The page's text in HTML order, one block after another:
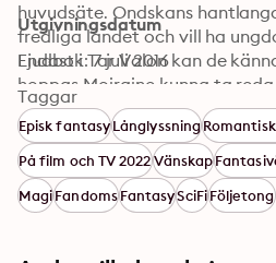
huvudsäte. Ondskans
fredliga landet och vill ha
Endast i Tar Valon kan de
hoppas Moiraine kunna ta
värdefulla för Skuggornas
varslar om märkliga
godheten komplicerad, liksom
en given situation vara lika
ondskan vill total förstörelse,
Utgivningsdatum
Ljudbok: 7 juli 2016
Taggar
Episk fantasyLånglyssning
På film och TV 2022Vänskap
MagiFandomsFantasySciFiFöljetong